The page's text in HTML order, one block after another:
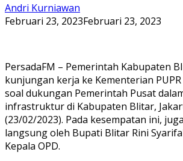
Andri Kurniawan
Februari 23, 2023Februari 23, 2023
PersadaFM – Pemerintah Kabupaten
kunjungan kerja ke Kementerian
soal dukungan Pemerintah Pusat
infrastruktur di Kabupaten Blitar,
(23/02/2023). Pada kesempatan ini,
langsung oleh Bupati Blitar Rini
Kepala OPD.